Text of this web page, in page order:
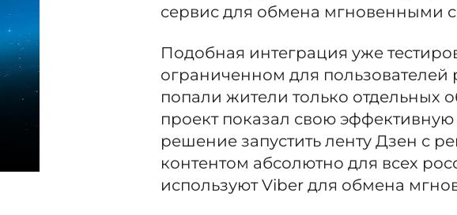
сервис для обмена мгновенными
Подобная интеграция уже
ограниченном для
попали жители только отдельных
проект показал свою
решение запустить ленту Дзен с
контентом абсолютно для всех
используют Viber для обмена